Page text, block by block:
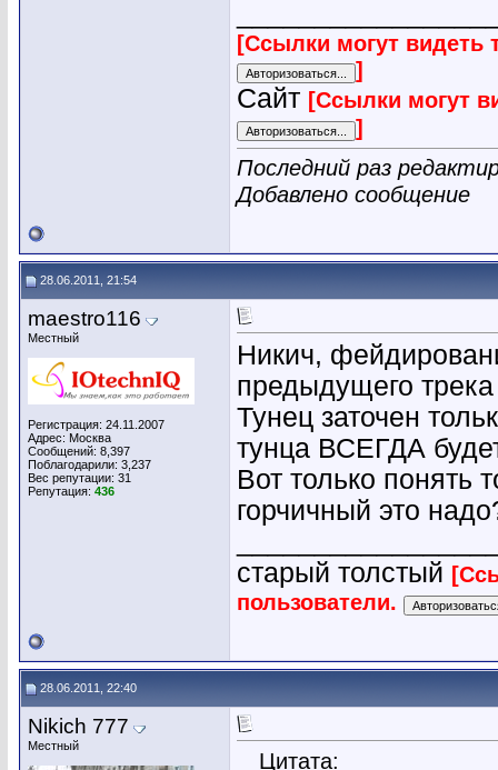
[Ссылки могут видеть
]
Сайт [Ссылки могут
]
Последний раз
Добавлено сообщение
28.06.2011, 21:54
maestro116
Местный
Регистрация: 24.11.2007
Адрес: Москва
Сообщений: 8,397
Поблагодарили: 3,237
Вес репутации: 31
Репутация: 436
Никич,
предыдущего трека
Тунец заточен
тунца ВСЕГДА
Вот только понять
горчичный это
старый толстый
пользователи.
28.06.2011, 22:40
Nikich 777
Местный
Цитата: